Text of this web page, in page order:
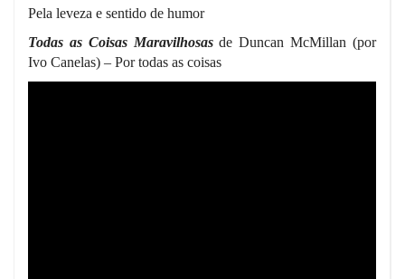
Pela leveza e sentido de humor
Todas as Coisas Maravilhosasde Duncan McMillan (por
Ivo Canelas) – Por todas as coisas